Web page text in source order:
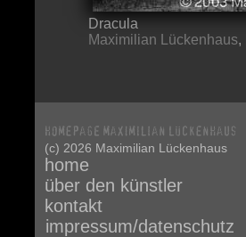
Dracula
Maximilian Lückenhaus,
(c) 2026 Maximilian Lückenhaus
home
über den künstler
kontakt
impressum/datenschutz